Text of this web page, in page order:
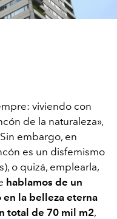
viviendo con
de la naturaleza»,
embargo, en
es un disfemismo
o quizá, emplearla,
hablamos de un
la belleza eterna
total de 70 mil m2,